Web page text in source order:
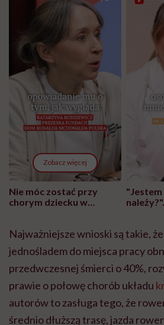
Zobacz więcej
Nie móc zostać przy
chorym dziecku w
może chyba tylko
głupota i brak
wyobraźni"
"Jestem
pracy
Najważniejsze wnioski są takie,
jednośladem do miejsca pracy
przedwczesnej śmierci o 40%,
prawie o połowę chorób układu
autorów to zasługa tego, że
średnio dłuższą trasę, jazda